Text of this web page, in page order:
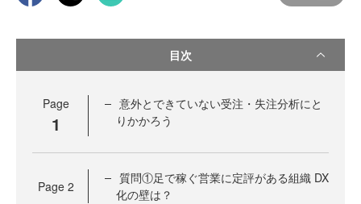
目次
Page
1
意外とできていない受注・失注分析にと
りかかろう
Page 2
質問①足で稼ぐ営業に定評がある組織 DX
化の壁は？